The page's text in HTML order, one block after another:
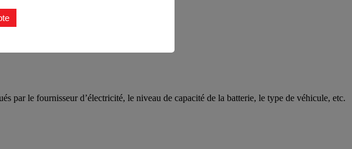
par le fournisseur d’électricité, le niveau de capacité de la batterie, le type de véhicule, etc.